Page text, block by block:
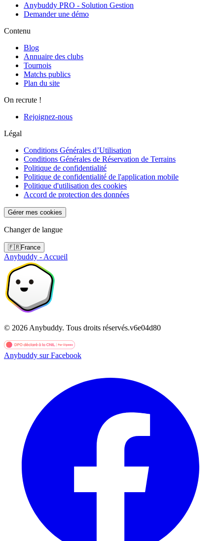
Anybuddy PRO - Solution Gestion
Demander une démo
Contenu
Blog
Annuaire des clubs
Tournois
Matchs publics
Plan du site
On recrute !
Rejoignez-nous
Légal
Conditions Générales d’Utilisation
Conditions Générales de Réservation de Terrains
Politique de confidentialité
Politique de confidentialité de l'application mobile
Politique d'utilisation des cookies
Accord de protection des données
Gérer mes cookies
Changer de langue
🇫🇷France
Anybuddy - Accueil
© 2026 Anybuddy. Tous droits réservés.v6e04d80
Anybuddy sur Facebook